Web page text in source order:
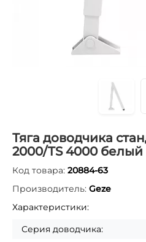
Тяга доводчика
2000/TS 4000 белый
Код товара: 20884-63
Производитель: Geze
Характеристики:
Серия доводчика: